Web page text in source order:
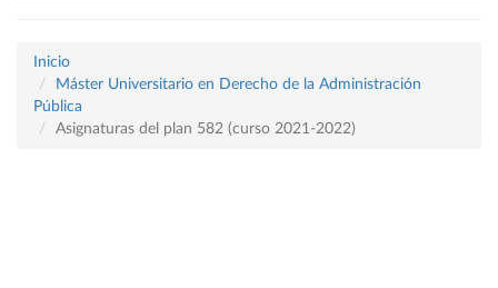
Inicio
Máster Universitario en Derecho de la Administración
Pública
Asignaturas del plan 582 (curso 2021-2022)